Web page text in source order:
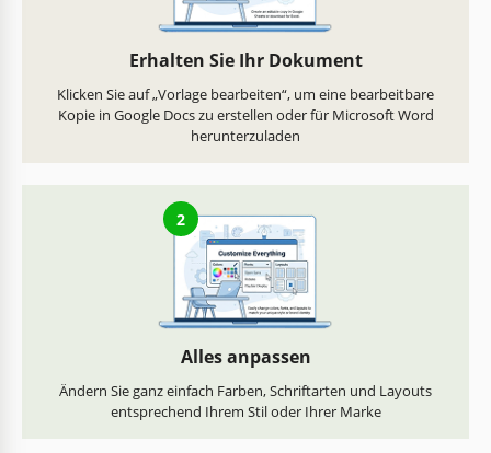
Erhalten Sie Ihr Dokument
Klicken Sie auf „Vorlage bearbeiten“, um eine bearbeitbare
Kopie in Google Docs zu erstellen oder für Microsoft Word
herunterzuladen
2
Alles anpassen
Ändern Sie ganz einfach Farben, Schriftarten und Layouts
entsprechend Ihrem Stil oder Ihrer Marke